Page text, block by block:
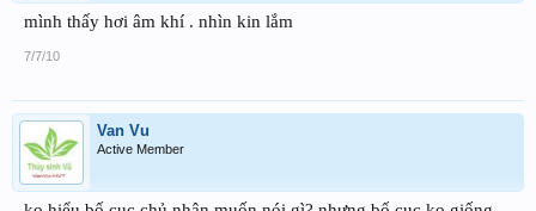
mình thấy hơi âm khí . nhìn kin lắm
7/7/10
Van Vu
Active Member